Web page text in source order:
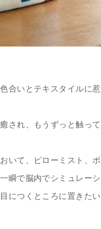
合いとテキスタイルに
され、もうずっと触っ
いて、ピローミスト、
瞬で脳内でシミュレー
につくところに置きた